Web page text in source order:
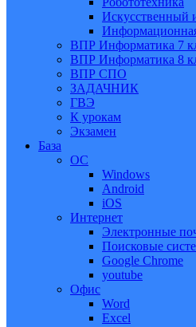
Искусственный
ВПР Информатика 7
ВПР Информатика 8
ВПР СПО
ЗАДАЧНИК
ГВЭ
К урокам
Экзамен
База
ОС
Windows
Android
iOS
Интернет
Электронные
Поисковые
Google Chrome
youtube
Офис
Word
Excel